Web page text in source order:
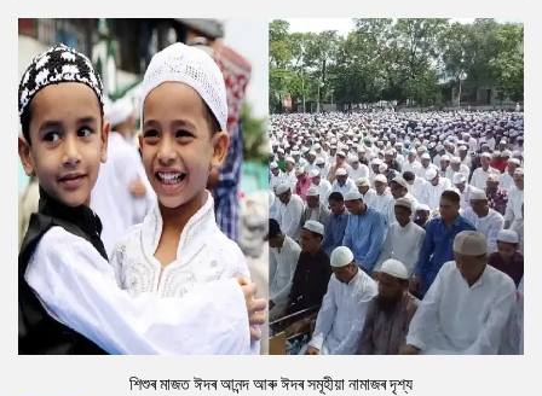
শিশুৰ মাজত ঈদৰ আনন্দ আৰু ঈদৰ সমূহীয়া নামাজৰ দৃশ্য